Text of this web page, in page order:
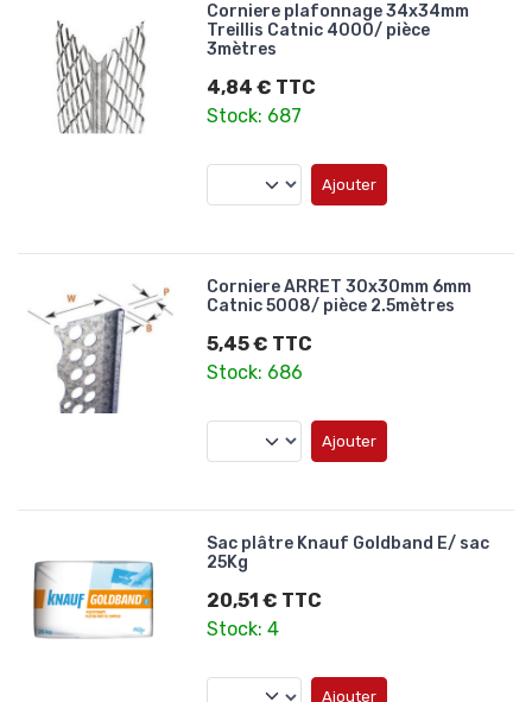
Corniere plafonnage 34x34mm
Treillis Catnic 4000/ pièce
3mètres
4,84 € TTC
Stock: 687
Ajouter
Corniere ARRET 30x30mm 6mm
Catnic 5008/ pièce 2.5mètres
5,45 € TTC
Stock: 686
Ajouter
Sac plâtre Knauf Goldband E/ sac
25Kg
20,51 € TTC
Stock: 4
Ajouter